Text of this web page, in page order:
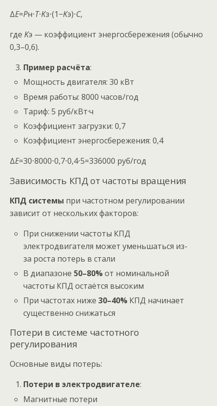
ΔE=Pн​⋅T⋅Kз​⋅(1−Kэ​)⋅C,
где Kэ​ — коэффициент энергосбережения (обычно
0,3–0,6).
Пример расчёта:
Мощность двигателя: 30 кВт
Время работы: 8000 часов/год
Тариф: 5 руб/кВт·ч
Коэффициент загрузки: 0,7
Коэффициент энергосбережения: 0,4
ΔE=30⋅8000⋅0,7⋅0,4⋅5=336000 руб/год
Зависимость КПД от частоты вращения
КПД системы при частотном регулировании
зависит от нескольких факторов:
При снижении частоты КПД
электродвигателя может уменьшаться из-
за роста потерь в стали
В диапазоне 50–80%от номинальной
частоты КПД остаётся высоким
При частотах ниже30–40% КПД начинает
существенно снижаться
Потери в системе частотного
регулирования
Основные виды потерь:
Потери в электродвигателе:
Магнитные потери